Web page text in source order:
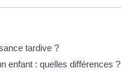
tardive ?
enfant : quelles différences ?